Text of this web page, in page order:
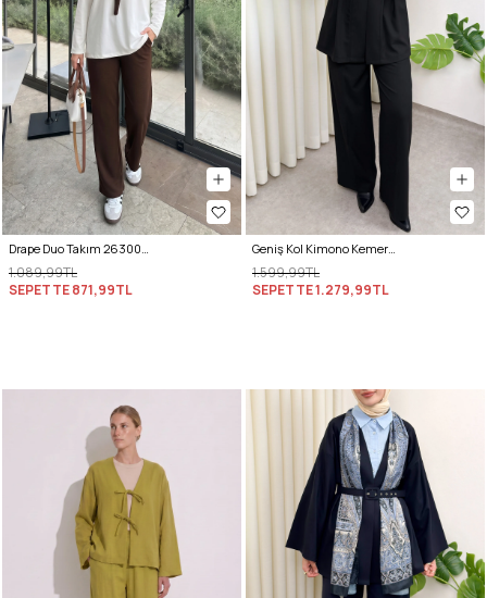
Drape Duo Takım 263006 - KOYU KAHVE
1.089,99TL
SEPETTE871,99TL
Geniş Kol Kimono Kemerli Pantolon Takım 0047 - SİYAH
1.599,99TL
SEPETTE1.279,99TL